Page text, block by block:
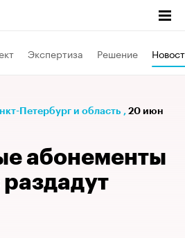
Экспертиза Решение
Петербург и область , 20 июн
абонементы